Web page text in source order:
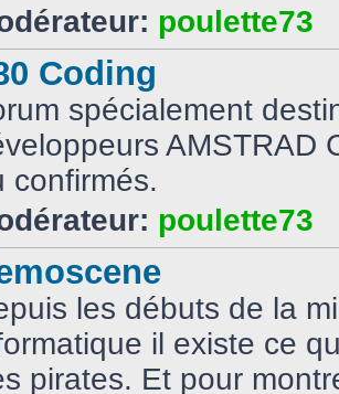
poulette73
Coding
spécialement
AMSTRAD
confirmés.
poulette73
les débuts de la
il existe ce
pirates. Et pour